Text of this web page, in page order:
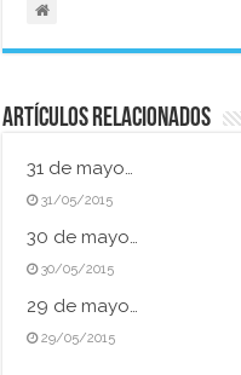
Artículos relacionados
31 de mayo…
31/05/2015
30 de mayo…
30/05/2015
29 de mayo…
29/05/2015